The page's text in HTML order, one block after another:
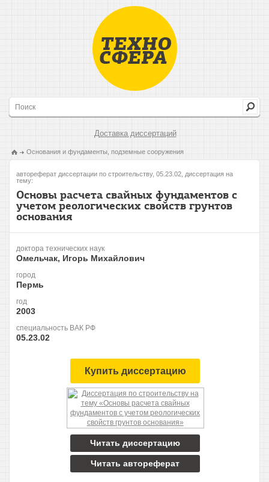
Доставка диссертаций
Основания и фундаменты, подземные сооружения
автореферат диссертации по строительству, 05.23.02, диссертация на
тему:
Основы расчета свайных фундаментов с
учетом реологических свойств грунтов
основания
доктора технических наук
Омельчак, Игорь Михайлович
город
Пермь
год
2003
специальность ВАК РФ
05.23.02
Купить диссертацию
Читать диссертацию
Читать автореферат